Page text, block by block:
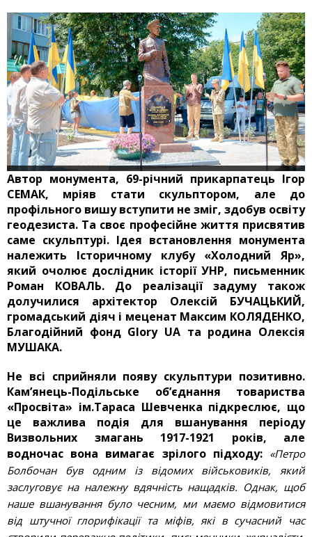
Автор монумента, 69-річний прикарпатець Ігор
СЕМАК, мріяв стати скульптором, але до
профільного вишу вступити не зміг, здобув освіту
геодезиста. Та своє професійне життя присвятив
саме скульптурі. Ідея встановлення монумента
належить Історичному клубу «Холодний Яр»,
який очолює дослідник історії УНР, письменник
Роман КОВАЛЬ. До реалізації задуму також
долучилися архітектор Олексій БУЧАЦЬКИЙ,
громадський діяч і меценат Максим КОЛЯДЕНКО,
Благодійний фонд Glory UA та родина Олексія
МУШАКА.
Не всі сприйняли появу скульптури позитивно.
Кам’янець-Подільське об’єднання товариства
«Просвіта» ім.Тараса Шевченка підкреслює, що
це важлива подія для вшанування періоду
Визвольних змагань 1917-1921 років, але
водночас вона вимагає зрілого підходу: «Петро
Болбочан був одним із відомих військовиків, який
заслуговує на належну вдячність нащадків. Однак, щоб
наше вшанування було чесним, ми маємо відмовитися
від штучної глорифікації та міфів, які в сучасний час